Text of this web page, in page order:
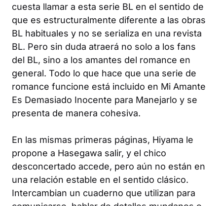
cuesta llamar a esta serie BL en el sentido de
que es estructuralmente diferente a las obras
BL habituales y no se serializa en una revista
BL. Pero sin duda atraerá no solo a los fans
del BL, sino a los amantes del romance en
general. Todo lo que hace que una serie de
romance funcione está incluido en Mi Amante
Es Demasiado Inocente para Manejarlo y se
presenta de manera cohesiva.
En las mismas primeras páginas, Hiyama le
propone a Hasegawa salir, y el chico
desconcertado accede, pero aún no están en
una relación estable en el sentido clásico.
Intercambian un cuaderno que utilizan para